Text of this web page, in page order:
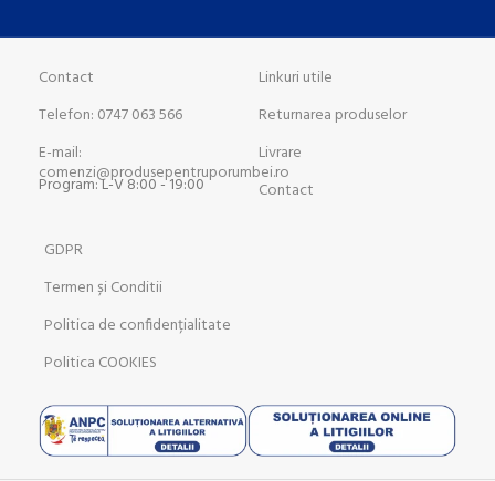
Contact
Telefon: 0747 063 566
E-mail:
comenzi@produsepentruporumbei.ro
Program: L-V 8:00 - 19:00
Linkuri utile
Returnarea produselor
Livrare
Contact
GDPR
Termen și Conditii
Politica de confidențialitate
Politica COOKIES